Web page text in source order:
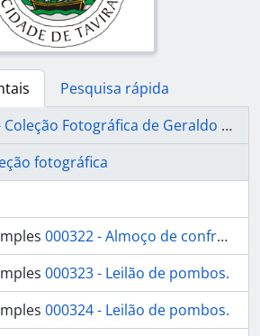
Pesquisa rápida
Fotográfica de Geraldo de Jesus
fotográfica
000322 - Almoço de confraternização.
000323 - Leilão de pombos.
000324 - Leilão de pombos.